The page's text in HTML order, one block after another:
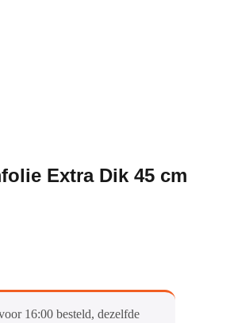
Extra Dik 45 cm
16:00 besteld, dezelfde